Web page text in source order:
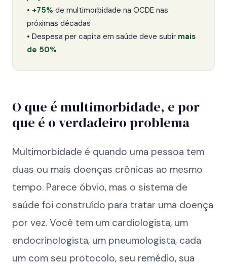
• +75% de multimorbidade na OCDE nas
próximas décadas
• Despesa per capita em saúde deve subir mais
de 50%
O que é multimorbidade, e por
que é o verdadeiro problema
Multimorbidade é quando uma pessoa tem
duas ou mais doenças crônicas ao mesmo
tempo. Parece óbvio, mas o sistema de
saúde foi construído para tratar uma doença
por vez. Você tem um cardiologista, um
endocrinologista, um pneumologista, cada
um com seu protocolo, seu remédio, sua